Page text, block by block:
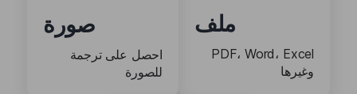
ملف
PDF، Word، Excel
وغيرها
صورة
احصل على ترجمة
للصورة